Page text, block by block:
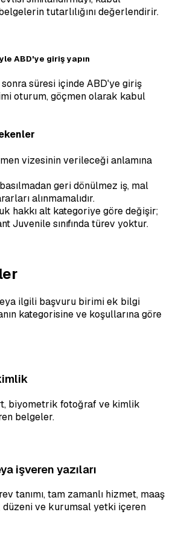
tutarlılığını değerlendirir.
ABD'ye giriş yapın
süresi içinde ABD'ye giriş
oturum, göçmen olarak kabul
vizesinin verileceği anlamına
geri dönülmez iş, mal
alınmamalıdır.
hakkı alt kategoriye göre değişir;
Juvenile sınıfında türev yoktur.
ilgili başvuru birimi ek bilgi
kategorisine ve koşullarına göre
biyometrik fotoğraf ve kimlik
belgeler.
işveren yazıları
tanımı, tam zamanlı hizmet, maaş
ve kurumsal yetki içeren